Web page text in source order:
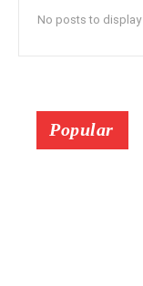
No posts to display
Popular